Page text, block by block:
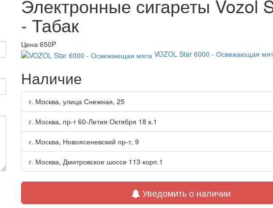
Электронные сигареты Vozol
- Табак
Цена 650P
VOZOL Star 6000 - Освежающая
Наличие
г. Москва, улица Снежная, 25
г. Москва, пр-т 60-Летия Октября 18 к.1
г. Москва, Новоясеневский пр-т, 9
г. Москва, Дмитровское шоссе 113 корп.1
Уведомить о наличии